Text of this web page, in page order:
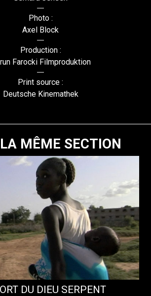
Photo :
Axel Block
Production :
Farocki Filmproduktion
Print source :
Deutsche Kinemathek
MÊME SECTION
DU DIEU SERPENT